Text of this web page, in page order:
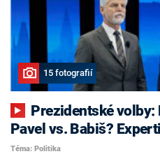
15 fotografií
Pavel vs. Babiš?
Téma: Politika